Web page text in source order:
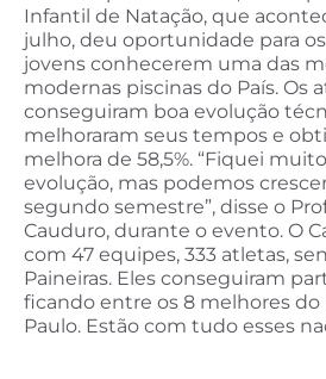
Infantil de Natação, que
julho, deu oportunidade para
jovens conhecerem uma das
modernas piscinas do País. Os
conseguiram boa evolução
melhoraram seus tempos e
melhora de 58,5%. “Fiquei
evolução, mas podemos
segundo semestre”, disse o
Cauduro, durante o evento. O
com 47 equipes, 333 atletas,
Paineiras. Eles conseguiram
ficando entre os 8 melhores do
Paulo. Estão com tudo esses